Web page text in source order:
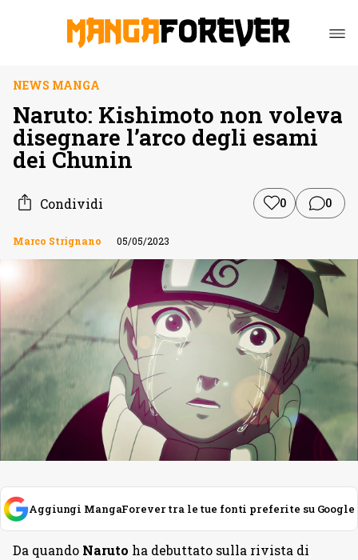
NEWS MANGA
Naruto: Kishimoto non voleva
disegnare l’arco degli esami
dei Chunin
Condividi 0 0
Marco Strignano 05/05/2023
Aggiungi MangaForever tra le tue fonti preferite su Google
Da quando Naruto ha debuttato sulla rivista di